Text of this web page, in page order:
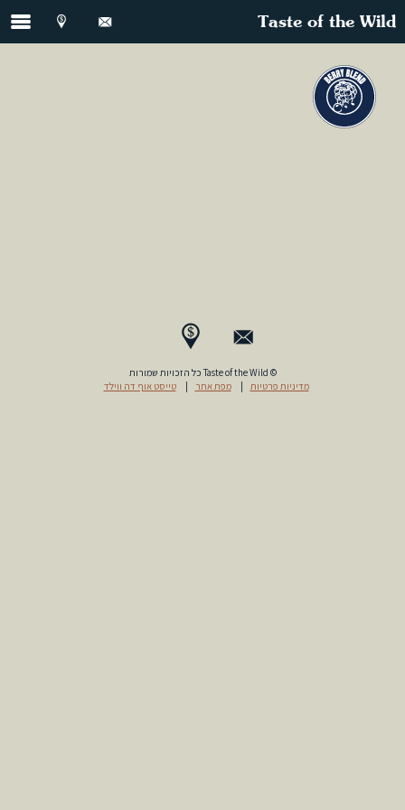
Taste of the Wild
© Taste of the Wild כל הזכויות שמורות
מדיניות פרטיות
מפת אתר טייסט אוף דה ווילד